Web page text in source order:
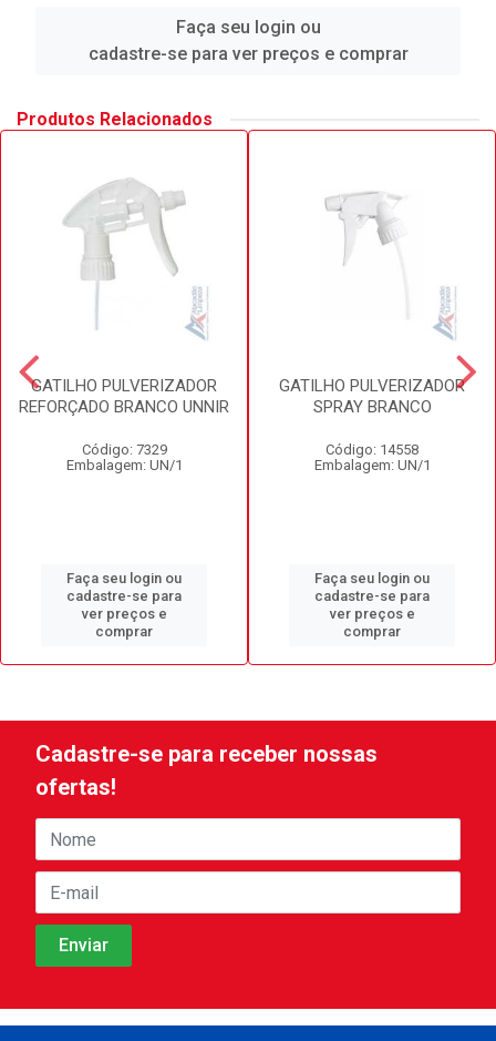
Faça seu login ou
cadastre-se para ver preços e comprar
Produtos Relacionados
GATILHO PULVERIZADOR
REFORÇADO BRANCO UNNIR
Código: 7329
Embalagem: UN/1
Faça seu login ou
cadastre-se para
ver preços e
comprar
GATILHO PULVERIZADOR
SPRAY BRANCO
Código: 14558
Embalagem: UN/1
Faça seu login ou
cadastre-se para
ver preços e
comprar
Cadastre-se para receber nossas
ofertas!